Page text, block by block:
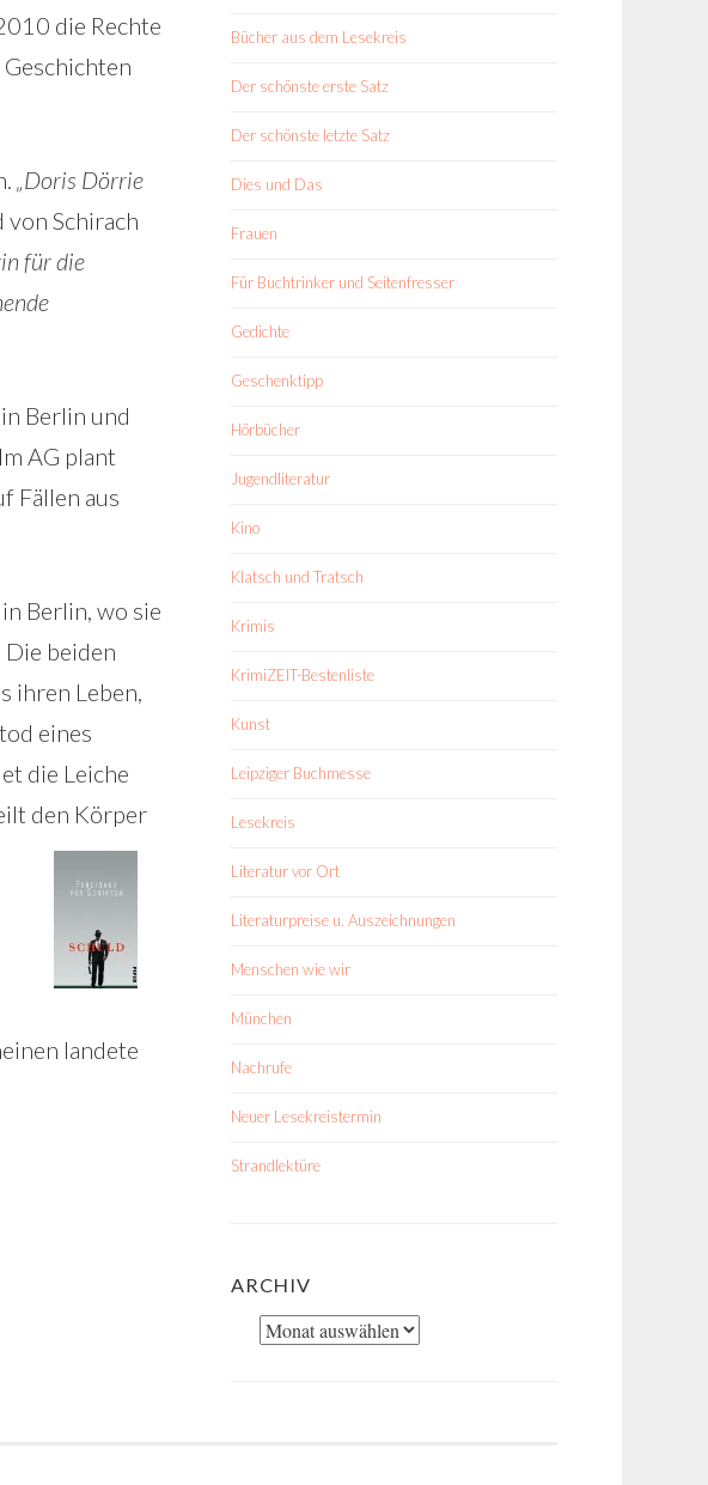
die Rechte
„Doris Dörrie
Schirach
für die
Berlin und
AG plant
Fällen aus
Berlin, wo sie
beiden
ihren Leben,
eines
die Leiche
den Körper
landete
Bücher aus dem Lesekreis
Der schönste erste Satz
Der schönste letzte Satz
Dies und Das
Frauen
Für Buchtrinker und Seitenfresser
Gedichte
Geschenktipp
Hörbücher
Jugendliteratur
Kino
Klatsch und Tratsch
Krimis
KrimiZEIT-Bestenliste
Kunst
Leipziger Buchmesse
Lesekreis
Literatur vor Ort
Literaturpreise u. Auszeichnungen
Menschen wie wir
München
Nachrufe
Neuer Lesekreistermin
Strandlektüre
ARCHIV
Archiv